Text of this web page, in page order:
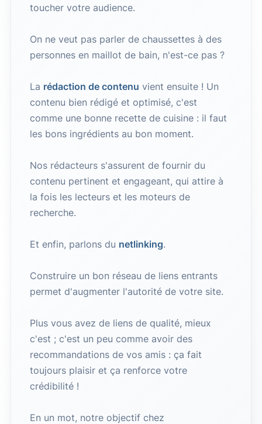
toucher votre audience.
On ne veut pas parler de chaussettes à des
personnes en maillot de bain, n'est-ce pas ?
La rédaction de contenu vient ensuite ! Un
contenu bien rédigé et optimisé, c'est
comme une bonne recette de cuisine : il faut
les bons ingrédients au bon moment.
Nos rédacteurs s'assurent de fournir du
contenu pertinent et engageant, qui attire à
la fois les lecteurs et les moteurs de
recherche.
Et enfin, parlons du netlinking.
Construire un bon réseau de liens entrants
permet d'augmenter l'autorité de votre site.
Plus vous avez de liens de qualité, mieux
c'est ; c'est un peu comme avoir des
recommandations de vos amis : ça fait
toujours plaisir et ça renforce votre
crédibilité !
En un mot, notre objectif chez